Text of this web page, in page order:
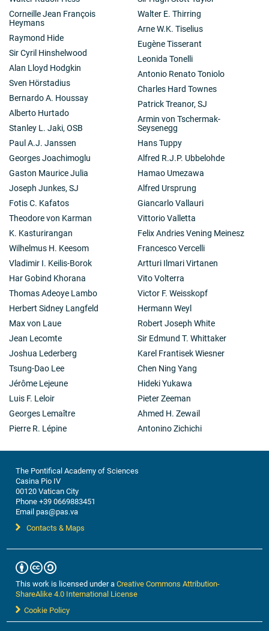
Corneille Jean François
Heymans
Raymond Hide
Sir Cyril Hinshelwood
Alan Lloyd Hodgkin
Sven Hörstadius
Bernardo A. Houssay
Alberto Hurtado
Stanley L. Jaki, OSB
Paul A.J. Janssen
Georges Joachimoglu
Gaston Maurice Julia
Joseph Junkes, SJ
Fotis C. Kafatos
Theodore von Karman
K. Kasturirangan
Wilhelmus H. Keesom
Vladimir I. Keilis-Borok
Har Gobind Khorana
Thomas Adeoye Lambo
Herbert Sidney Langfeld
Max von Laue
Jean Lecomte
Joshua Lederberg
Tsung-Dao Lee
Jérôme Lejeune
Luis F. Leloir
Georges Lemaître
Pierre R. Lépine
Walter E. Thirring
Arne W.K. Tiselius
Eugène Tisserant
Leonida Tonelli
Antonio Renato Toniolo
Charles Hard Townes
Patrick Treanor, SJ
Armin von Tschermak-
Seysenegg
Hans Tuppy
Alfred R.J.P. Ubbelohde
Hamao Umezawa
Alfred Ursprung
Giancarlo Vallauri
Vittorio Valletta
Felix Andries Vening Meinesz
Francesco Vercelli
Artturi Ilmari Virtanen
Vito Volterra
Victor F. Weisskopf
Hermann Weyl
Robert Joseph White
Sir Edmund T. Whittaker
Karel Frantisek Wiesner
Chen Ning Yang
Hideki Yukawa
Pieter Zeeman
Ahmed H. Zewail
Antonino Zichichi
The Pontifical Academy of Sciences
Casina Pio IV
00120 Vatican City
Phone +39 0669883451
Email pas@pas.va
Contacts & Maps
This work is licensed under aCreative Commons Attribution-
ShareAlike 4.0 International License
Cookie Policy